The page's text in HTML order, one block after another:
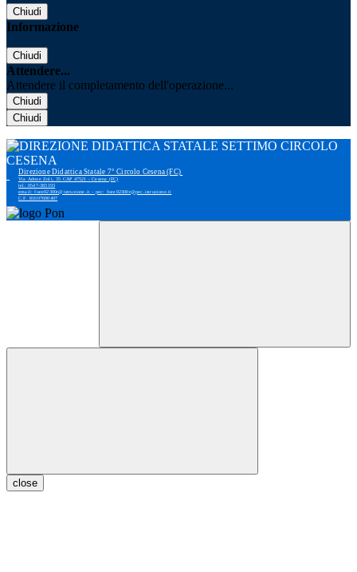
Chiudi
Informazione
Chiudi
Attendere...
Attendere il completamento dell'operazione...
Chiudi
Chiudi
Direzione Didattica Statale 7° Circolo Cesena (FC)
Via Adone Zoli, 35 CAP 47521 - Cesena (FC)
tel: 0547-383193
email: foee02300r@istruzione.it - pec: foee02300r@pec.istruzione.it
C.F. 81007690407
close